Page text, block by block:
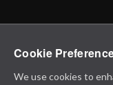
Cookie
We use cookies to